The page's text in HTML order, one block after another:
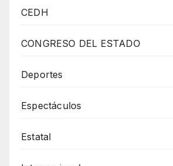
Continúa
El
CEDH
CONGRESO DEL ESTADO
Deportes
Espectáculos
Estatal